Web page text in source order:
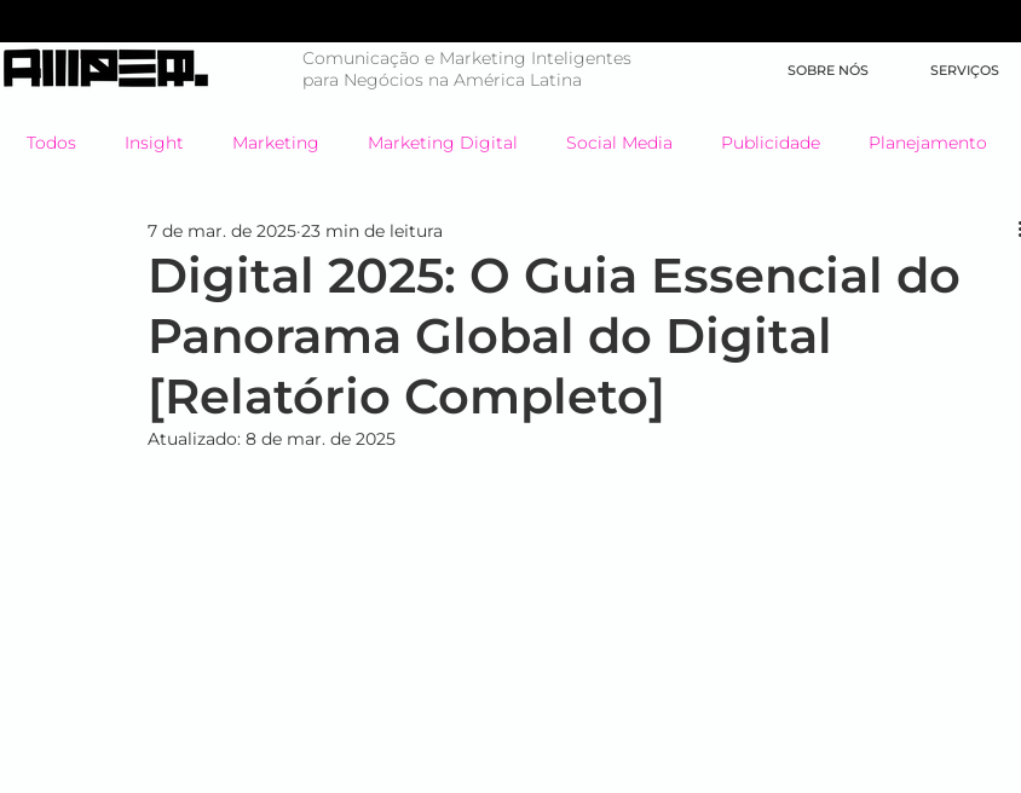
Comunicação e Marketing Inteligentes
para Negócios na América Latina
SOBRE NÓS SERVIÇOS
Todos Insight Marketing Marketing Digital Social Media Publicidade Planejamento
Mercado em Choque Negócios Branding Brand XP
#energiahumana Case de Sucesso Marketing de Conteúdo
Endomarketing Marketing Esportivo
Digital 2025: O Guia Essencial do
Panorama Global do Digital
[Relatório Completo]
7 de mar. de 2025 23 min de leitura
Atualizado: 8 de mar. de 2025